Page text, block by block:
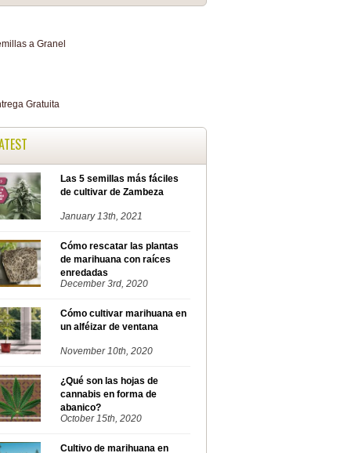
Las 5 semillas más fáciles
de cultivar de Zambeza
January 13th, 2021
Cómo rescatar las plantas
de marihuana con raíces
enredadas
December 3rd, 2020
Cómo cultivar marihuana en
un alféizar de ventana
November 10th, 2020
¿Qué son las hojas de
cannabis en forma de
abanico?
October 15th, 2020
Cultivo de marihuana en